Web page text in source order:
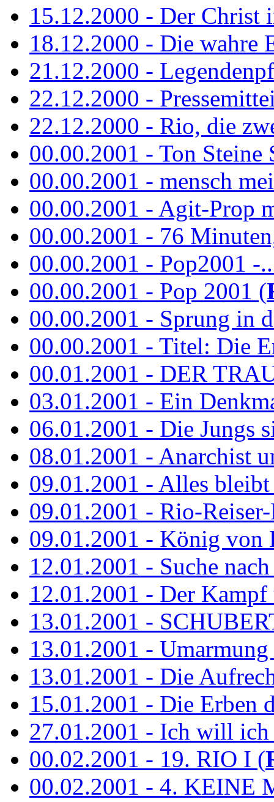
15.12.2000 - Der Christ
18.12.2000 - Die wahre
21.12.2000 -
22.12.2000 -
22.12.2000 - Rio, die
00.00.2001 - Ton Steine
00.00.2001 - mensch
00.00.2001 - Agit-Prop
00.00.2001 - 76
00.00.2001 - Pop2001 -
00.00.2001 - Pop 2001 (
00.00.2001 - Sprung in
00.00.2001 - Titel: Die
00.01.2001 - DER
03.01.2001 - Ein
06.01.2001 - Die Jungs
08.01.2001 - Anarchist
09.01.2001 - Alles
09.01.2001 - Rio-
09.01.2001 - König von
12.01.2001 - Suche
12.01.2001 - Der Kampf
13.01.2001 -
13.01.2001 -
13.01.2001 - Die
15.01.2001 - Die Erben
27.01.2001 - Ich will ich
00.02.2001 - 19. RIO I (
00.02.2001 - 4. KEINE